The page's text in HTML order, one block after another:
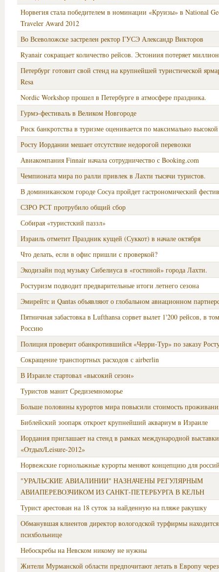
Норвегия стала победителем в номинации «Круизы» в National
Traveler Award 2012
Во Всеволожске застрелен ректор ГУСЭ Александр Викторов
Ryanair сокращает количество рейсов. Эстониия потеряет
Петербург готовит свой стенд на крупнейшей туристической
Resa
Nordic Workshop прошел в Петербурге в атмосфере праздника.
Гурмэ-фестиваль в Великом Новгороде
Риск банкротства в туризме оценивается по максимально
Росту Иордании мешает отсутствие недорогой перевозки
Авиакомпания Finnair начала сотрудничество с Booking.com
Чемпионата мира по ралли привлек в Лахти тысячи туристов.
В доминиканском городе Сосуа пройдет гастрономический
СЗРО РСТ протрубило общий сбор
Собирая «туристский паззл»
Израиль отметит Праздник кущей (Суккот) в начале октября
Что делать, если в офис пришли с проверкой?
Экодизайн под музыку Сибелиуса в «гостиной» города Лахти.
Ростуризм подводит предварительные итоги летнего сезона
Эмирейтс и Qantas объявляют о глобальном авиационном
Пятничная забастовка в Lufthansa сорвет вылет 1'200 рейсов, в
Россию
Полиция проверит обанкротившийся «Черри-Тур» по заказу
Сокращение транспортных расходов с airberlin
В Израиле стартовал «высокий сезон»
Туристов манит Средиземноморье
Больше половины курортов мира повысили стоимость
Библейский зоопарк откроет крупнейший аквариум в Израиле
Иордания приглашает на стенд в рамках международной выставки
«Отдых/Leisure-2012»
Норвежские горнолыжные курорты меняют концепцию для
"УРАЛЬСКИЕ АВИАЛИНИИ" НАЗНАЧЕНЫ РЕГУЛЯРНЫМ
АВИАПЕРЕВОЗЧИКОМ ИЗ САНКТ-ПЕТЕРБУРГА В КЕЛЬН
Турист арестован на 18 суток за найденную на пляже ракушку
Обманувшая клиентов директор вологодской турфирмы
психбольнице
Небоскребы на Невском никому не нужны
Жители Мурманской области предпочитают летать в Европу